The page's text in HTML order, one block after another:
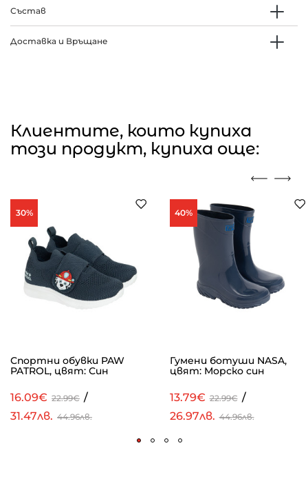
Състав
Доставка и Връщане
Клиентите, които купиха
този продукт, купиха още:
30%
Спортни обувки PAW
PATROL, цвят: Син
16.09€ 22.99€ /
31.47лв. 44.96лв.
40%
Гумени ботуши NASA,
цвят: Морско син
13.79€ 22.99€ /
26.97лв. 44.96лв.